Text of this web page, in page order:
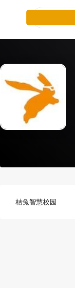
桔兔智慧校园